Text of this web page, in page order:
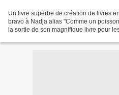
Un livre superbe de création de livres
bravo à Nadja alias "Comme un
la sortie de son magnifique livre pour